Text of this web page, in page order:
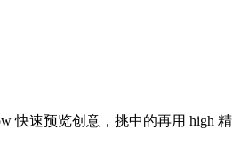
快速预览创意，挑中的再用 high 精